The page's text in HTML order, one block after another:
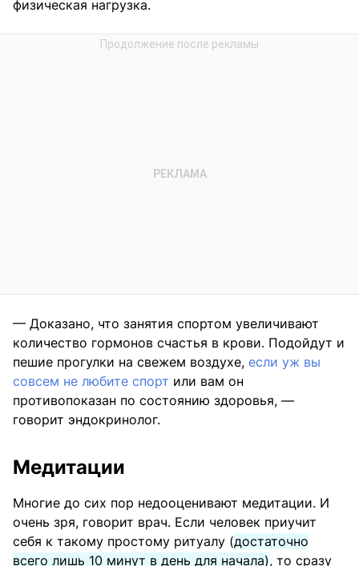
физическая нагрузка.
— Доказано, что занятия спортом увеличивают
количество гормонов счастья в крови. Подойдут и
пешие прогулки на свежем воздухе, если уж вы
совсем не любите спорт или вам он
противопоказан по состоянию здоровья, —
говорит эндокринолог.
Медитации
Многие до сих пор недооценивают медитации. И
очень зря, говорит врач. Если человек приучит
себя к такому простому ритуалу (достаточно
всего лишь 10 минут в день для начала), то сразу